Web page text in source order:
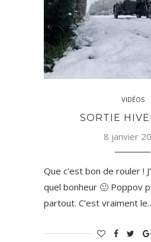
VIDÉOS
SORTIE
8 janvier
Que c’est bon de rouler !
quel bonheur 🙂 Poppov
partout. C’est vraiment